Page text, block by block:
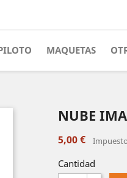
MAQUETAS
NUBE
5,00 €
Cantidad